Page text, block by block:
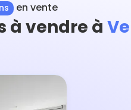
en vente
à vendre à